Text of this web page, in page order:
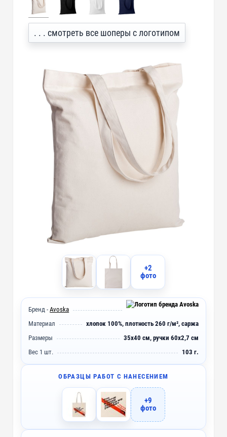
. . . смотреть все шоперы с логотипом
+2
фото
Бренд -Avoska
Материал
хлопок 100%, плотность 260 г/м², саржа
Размеры
35х40 см, ручки 60х2,7 см
Вес 1 шт.
103 г.
ОБРАЗЦЫ РАБОТ С НАНЕСЕНИЕМ
+9
фото